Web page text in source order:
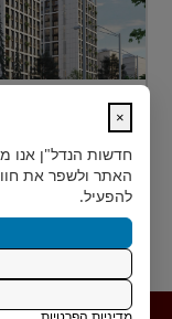
כשחושבים על
נמצאת בשנים
ישראלים רבים:
15.12.2024
×
חדשות הנדל"ן אנו
האתר ולשפר את
להפעיל.